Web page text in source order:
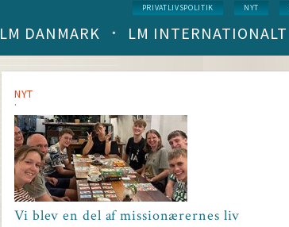
Service
menu
PRIVATLIVSPOLITIK NYT
Main
(level
1)
LM DANMARK LM INTERNATIONALT
NYT
Vi blev en del af missionærernes liv